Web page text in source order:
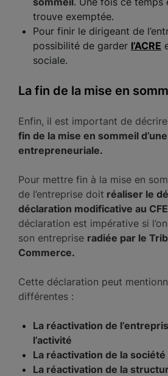
trouve exemptée.
Pour finir le dirigeant de
possibilité de garder l’ACRE
sociale.
La fin de la mise en
Enfin, il est important de décrire
fin de la mise en sommeil
entrepreneuriale.
Pour mettre fin à la mise en
de l’entreprise doit réaliser le
déclaration modificative au CFE
déclaration est impérative si
son entreprise radiée par le
Commerce.
Cette déclaration peut
différentes :
La réactivation de
l’activité
La réactivation de la
La réactivation de la